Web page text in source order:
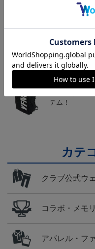
横浜FM
送料無料の併
横浜FM
テム！
カテ
クラブ公式ウ
コラボ・メモ
アパレル・フ